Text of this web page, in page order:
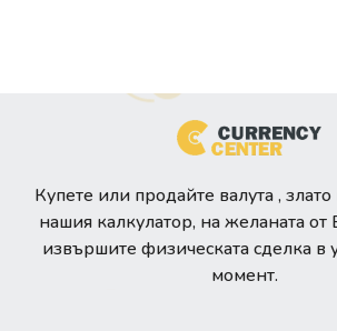
Купете или продайте валута ,
нашия калкулатор, на желаната от
извършите физическата сделка в
момент.